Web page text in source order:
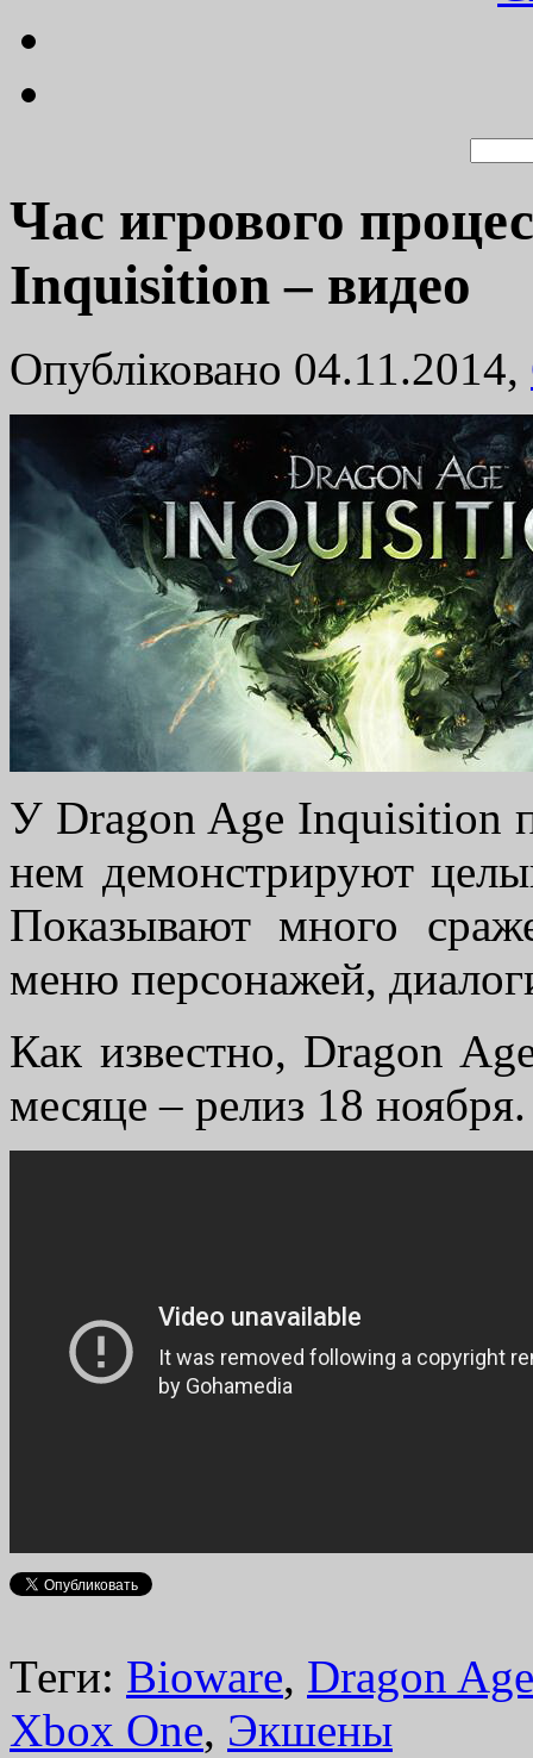
Час игрового
Inquisition – видео
Опубліковано 04.11.2014,
У Dragon Age Inquisition
нем демонстрируют
Показывают много
меню персонажей,
Как известно, Dragon
месяце – релиз 18 ноября.
Теги: Bioware, Dragon
Xbox One, Экшены